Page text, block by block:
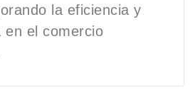
la eficiencia y
en el comercio